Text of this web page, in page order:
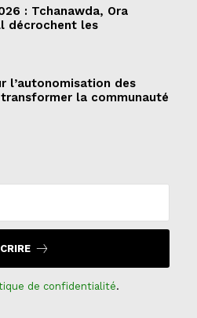
: Tchanawda, Ora
décrochent les
l’autonomisation des
la communauté
de confidentialité.